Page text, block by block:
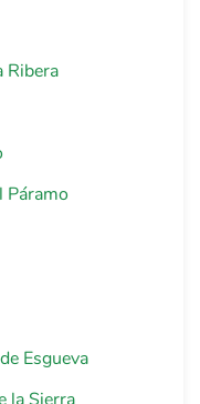
Ribera
Páramo
Esgueva